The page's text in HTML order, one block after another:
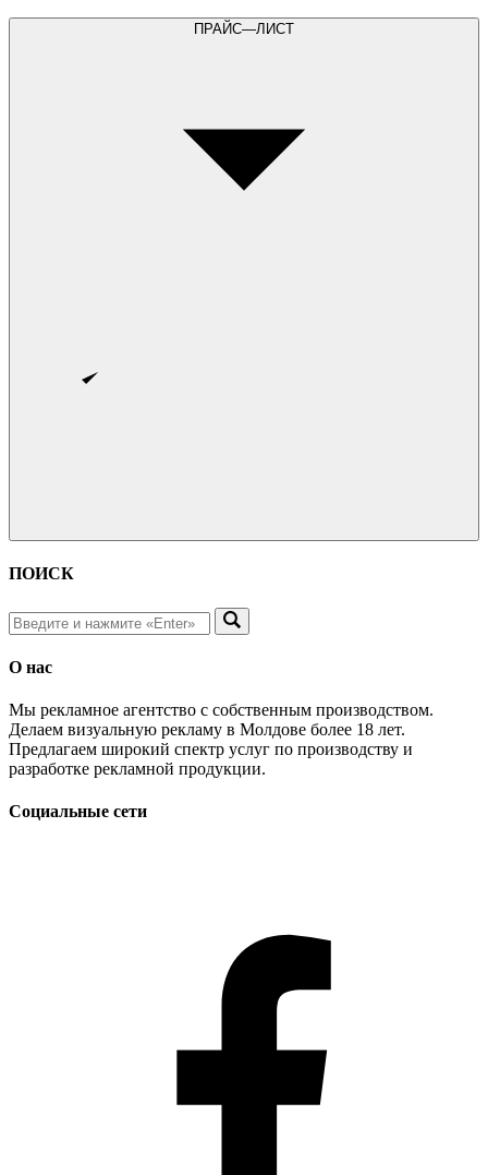
ПРАЙС—ЛИСТ
ПОИСК
О нас
Мы рекламное агентство с собственным производством.
Делаем визуальную рекламу в Молдове более 18 лет.
Предлагаем широкий спектр услуг по производству и
разработке рекламной продукции.
Социальные сети